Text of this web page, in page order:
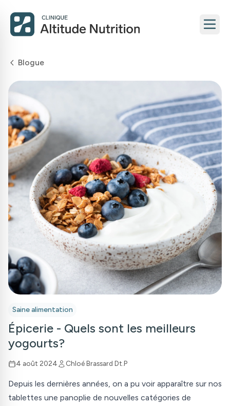
Blogue
Saine alimentation
Épicerie - Quels sont les meilleurs
yogourts?
4 août 2024 Chloé Brassard Dt.P
Depuis les dernières années, on a pu voir apparaître sur nos
tablettes une panoplie de nouvelles catégories de